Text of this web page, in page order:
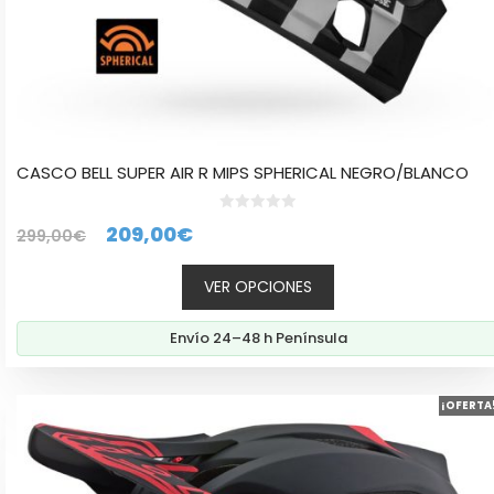
CASCO BELL SUPER AIR R MIPS SPHERICAL NEGRO/BLANCO
299,00€
El
era:
299,00€.
209,00€El
precio
actual
es:
209,00€.
VER OPCIONES
Envío 24–48 h Península
producto
tiene
múltiples